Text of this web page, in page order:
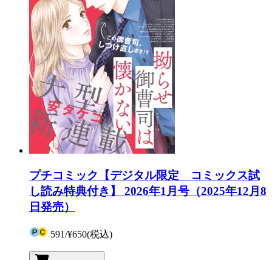
プチコミック【デジタル限定 コミックス試
し読み特典付き】 2026年1月号（2025年12月8
日発売）
591/¥650(税込)